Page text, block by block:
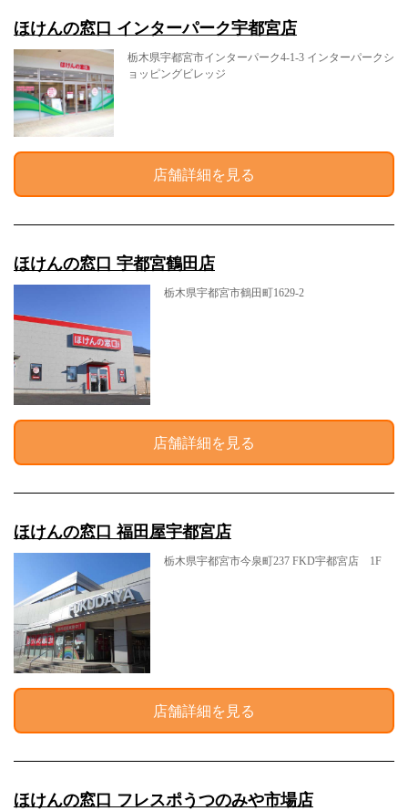
ほけんの窓口 インターパーク宇都宮店
栃木県宇都宮市インターパーク4-1-3 インターパークシ
ョッピングビレッジ
店舗詳細を見る
ほけんの窓口 宇都宮鶴田店
栃木県宇都宮市鶴田町1629-2
店舗詳細を見る
ほけんの窓口 福田屋宇都宮店
栃木県宇都宮市今泉町237 FKD宇都宮店 1F
店舗詳細を見る
ほけんの窓口 フレスポうつのみや市場店